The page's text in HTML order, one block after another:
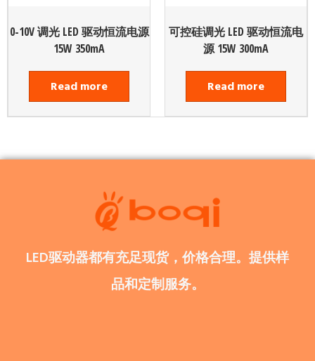
0-10V 调光 LED 驱动恒流电源
15W 350mA
Read more
可控硅调光 LED 驱动恒流电
源 15W 300mA
Read more
LED驱动器都有充足现货，价格合理。提供样
品和定制服务。